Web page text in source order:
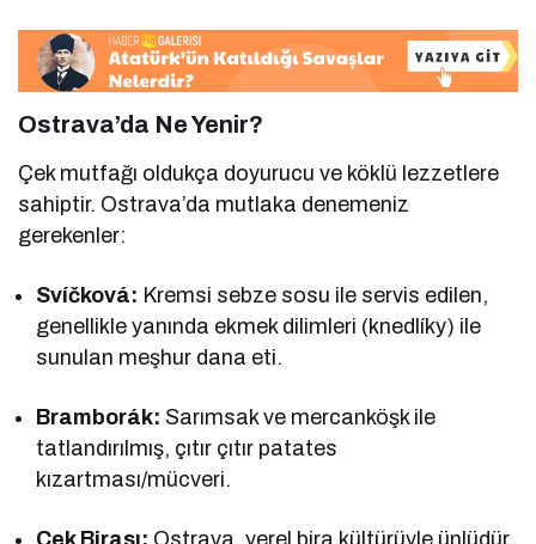
Ostrava’da Ne Yenir?
Çek mutfağı oldukça doyurucu ve köklü lezzetlere
sahiptir. Ostrava’da mutlaka denemeniz
gerekenler:
Svíčková: Kremsi sebze sosu ile servis edilen,
genellikle yanında ekmek dilimleri (knedlíky) ile
sunulan meşhur dana eti.
Bramborák: Sarımsak ve mercanköşk ile
tatlandırılmış, çıtır çıtır patates
kızartması/mücveri.
Çek Birası: Ostrava, yerel bira kültürüyle ünlüdür.